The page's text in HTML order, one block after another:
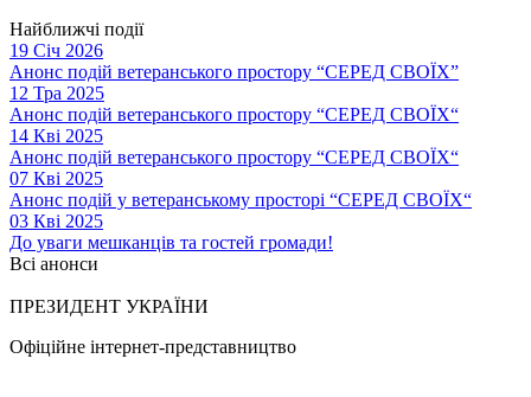
Найближчі події
19 Січ 2026
Анонс подій ветеранського простору “СЕРЕД СВОЇХ”
12 Тра 2025
Анонс подій ветеранського простору “СЕРЕД СВОЇХ“
14 Кві 2025
Анонс подій ветеранського простору “СЕРЕД СВОЇХ“
07 Кві 2025
Анонс подій у ветеранському просторі “СЕРЕД СВОЇХ“
03 Кві 2025
До уваги мешканців та гостей громади!
Всі анонси
ПРЕЗИДЕНТ УКРАЇНИ
Офіційне інтернет-представництво